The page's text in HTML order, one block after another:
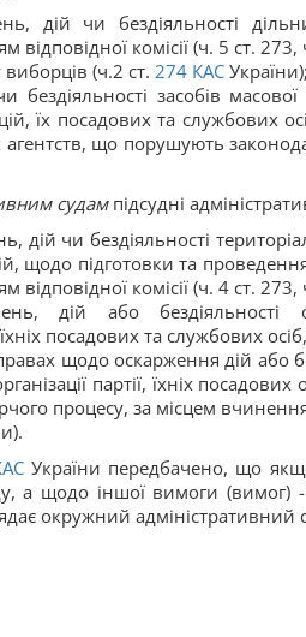
дій чи бездіяльності
відповідної комісії (ч. 5 ст. 273,
(ч.2 ст. 274 КАС України);
бездіяльності засобів
їх посадових та службових
що порушують
судампідсудні
дій чи бездіяльності
щодо підготовки та
відповідної комісії (ч. 4 ст. 273,
дій або бездіяльності
посадових та службових
щодо оскарження дій або
партії, їхніх
процесу, за місцем
України передбачено, що
а щодо іншої вимоги (вимог)
окружний адміністративний